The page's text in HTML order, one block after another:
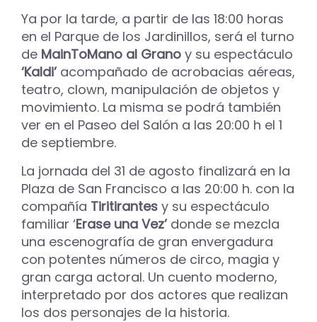
Ya por la tarde, a partir de las 18:00 horas
en el Parque de los Jardinillos, será el turno
de MainToMano al Grano y su espectáculo
‘Kaldi’acompañado de acrobacias aéreas,
teatro, clown, manipulación de objetos y
movimiento. La misma se podrá también
ver en el Paseo del Salón a las 20:00 h el 1
de septiembre.
La jornada del 31 de agosto finalizará en la
Plaza de San Francisco a las 20:00 h. con la
compañía Tiritirantes y su espectáculo
familiar ‘Erase una Vez’donde se mezcla
una escenografía de gran envergadura
con potentes números de circo, magia y
gran carga actoral. Un cuento moderno,
interpretado por dos actores que realizan
los dos personajes de la historia.